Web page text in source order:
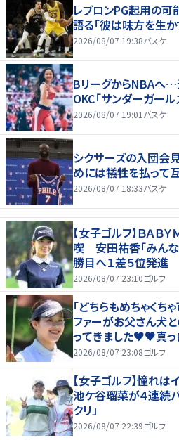
レブロンPG起用の
語る「彼は味方を生
2026/08/07 19:38バスケ
BリーグからNBAへ
OKC「サンダーガール
2026/08/07 19:01 バスケ
シクサーズの入団会
めには犠牲を払って
2026/08/07 18:33バスケ
【女子ゴルフ】ＢＡＢ
喫 安田祐香「みんな
勝目へ１差５位発進
2026/08/07 23:10ゴルフ
「どちらもめちゃく
ファーがお父さん犬
ってきました♥♥真っ
父さん」「白戸家入りす
2026/08/07 23:08ゴルフ
【女子ゴルフ】憧れは
池ケ谷瑠菜が４連続
クリ」
2026/08/07 22:39ゴルフ